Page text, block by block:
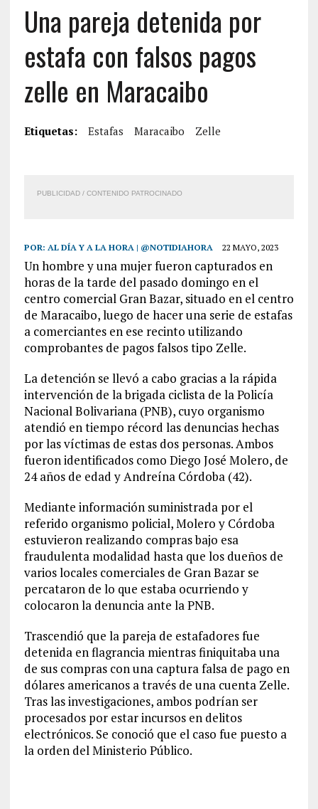
Una pareja detenida por
estafa con falsos pagos
zelle en Maracaibo
Etiquetas: Estafas Maracaibo Zelle
PUBLICIDAD / CONTENIDO PATROCINADO
POR: AL DÍA Y A LA HORA | @NOTIDIAHORA 22 MAYO, 2023
Un hombre y una mujer fueron capturados en
horas de la tarde del pasado domingo en el
centro comercial Gran Bazar, situado en el centro
de Maracaibo, luego de hacer una serie de estafas
a comerciantes en ese recinto utilizando
comprobantes de pagos falsos tipo Zelle.
La detención se llevó a cabo gracias a la rápida
intervención de la brigada ciclista de la Policía
Nacional Bolivariana (PNB), cuyo organismo
atendió en tiempo récord las denuncias hechas
por las víctimas de estas dos personas. Ambos
fueron identificados como Diego José Molero, de
24 años de edad y Andreína Córdoba (42).
Mediante información suministrada por el
referido organismo policial, Molero y Córdoba
estuvieron realizando compras bajo esa
fraudulenta modalidad hasta que los dueños de
varios locales comerciales de Gran Bazar se
percataron de lo que estaba ocurriendo y
colocaron la denuncia ante la PNB.
Trascendió que la pareja de estafadores fue
detenida en flagrancia mientras finiquitaba una
de sus compras con una captura falsa de pago en
dólares americanos a través de una cuenta Zelle.
Tras las investigaciones, ambos podrían ser
procesados por estar incursos en delitos
electrónicos. Se conoció que el caso fue puesto a
la orden del Ministerio Público.